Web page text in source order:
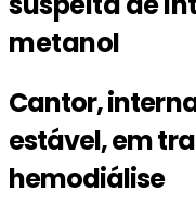
metanol
Cantor,
estável, em
hemodiálise